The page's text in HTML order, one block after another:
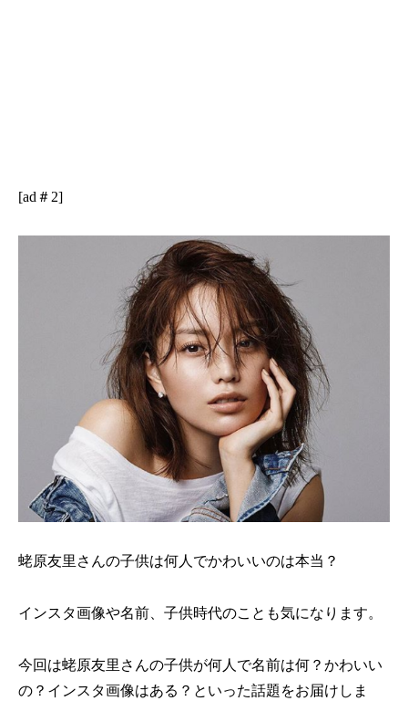
[ad＃2]
蛯原友里さんの子供は何人でかわいいのは本当？
インスタ画像や名前、子供時代のことも気になります。
今回は蛯原友里さんの子供が何人で名前は何？かわいい
の？インスタ画像はある？といった話題をお届けしま